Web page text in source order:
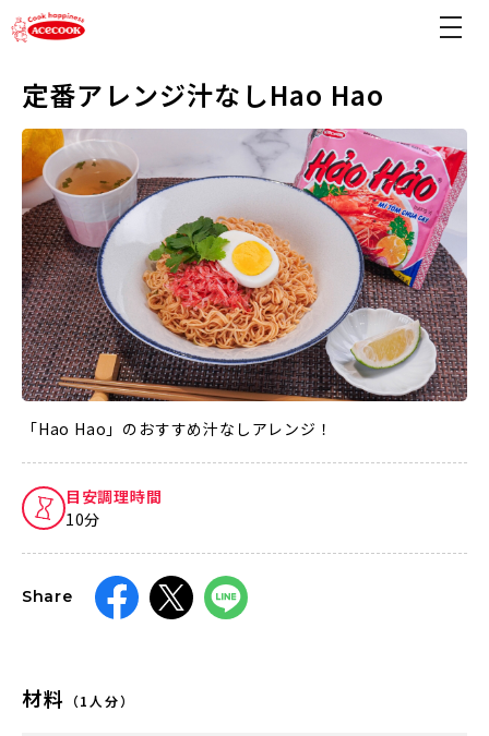
定番アレンジ汁なしHao Hao
「Hao Hao」のおすすめ汁なしアレンジ！
目安調理時間
10分
Share
材料 （1人分）